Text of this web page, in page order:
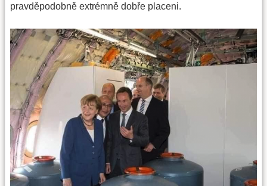
pravděpodobně extrémně dobře placeni.